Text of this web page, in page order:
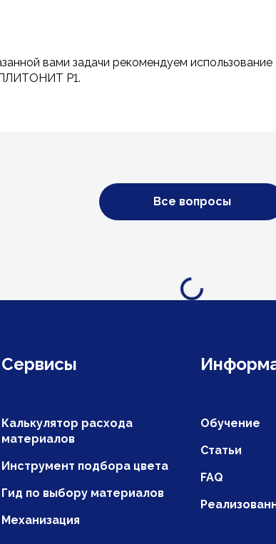
вами задачи рекомендуем
Р1.
Все вопросы
Загрузка...
Сервисы
Калькулятор расхода
материалов
Инструмент подбора цвета
Гид по выбору материалов
Механизация
Обучение
Статьи
FAQ